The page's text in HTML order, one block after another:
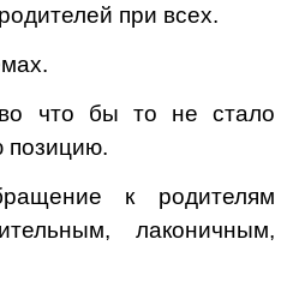
при всех.
что бы то не стало
позицию.
к родителям
лаконичным,